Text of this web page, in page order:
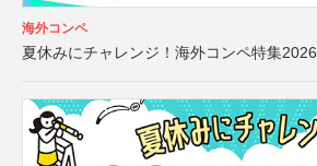
海外コンペ
夏休みにチャレンジ！海外コンペ特集2026